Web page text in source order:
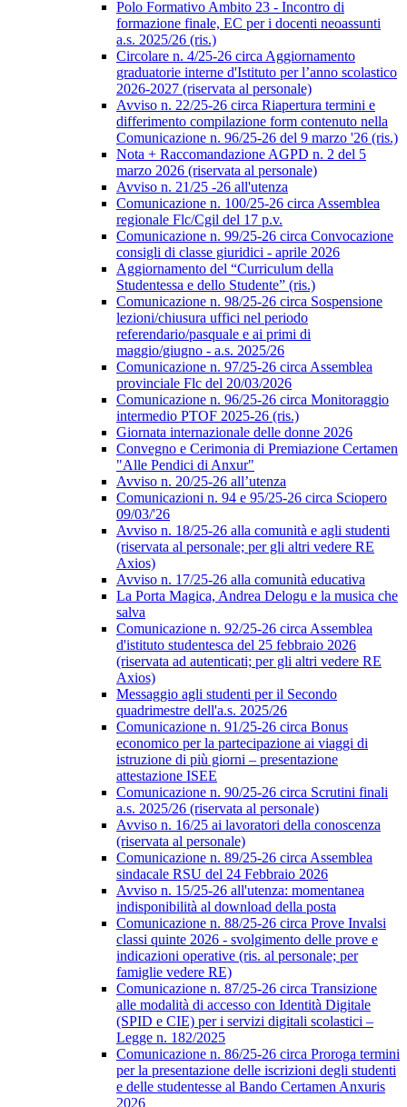
Polo Formativo Ambito 23 - Incontro di
formazione finale, EC per i docenti neoassunti
a.s. 2025/26 (ris.)
Circolare n. 4/25-26 circa Aggiornamento
graduatorie interne d'Istituto per l’anno scolastico
2026-2027 (riservata al personale)
Avviso n. 22/25-26 circa Riapertura termini e
differimento compilazione form contenuto nella
Comunicazione n. 96/25-26 del 9 marzo '26 (ris.)
Nota + Raccomandazione AGPD n. 2 del 5
marzo 2026 (riservata al personale)
Avviso n. 21/25 -26 all'utenza
Comunicazione n. 100/25-26 circa Assemblea
regionale Flc/Cgil del 17 p.v.
Comunicazione n. 99/25-26 circa Convocazione
consigli di classe giuridici - aprile 2026
Aggiornamento del “Curriculum della
Studentessa e dello Studente” (ris.)
Comunicazione n. 98/25-26 circa Sospensione
lezioni/chiusura uffici nel periodo
referendario/pasquale e ai primi di
maggio/giugno - a.s. 2025/26
Comunicazione n. 97/25-26 circa Assemblea
provinciale Flc del 20/03/2026
Comunicazione n. 96/25-26 circa Monitoraggio
intermedio PTOF 2025-26 (ris.)
Giornata internazionale delle donne 2026
Convegno e Cerimonia di Premiazione Certamen
"Alle Pendici di Anxur"
Avviso n. 20/25-26 all’utenza
Comunicazioni n. 94 e 95/25-26 circa Sciopero
09/03/'26
Avviso n. 18/25-26 alla comunità e agli studenti
(riservata al personale; per gli altri vedere RE
Axios)
Avviso n. 17/25-26 alla comunità educativa
La Porta Magica, Andrea Delogu e la musica che
salva
Comunicazione n. 92/25-26 circa Assemblea
d'istituto studentesca del 25 febbraio 2026
(riservata ad autenticati; per gli altri vedere RE
Axios)
Messaggio agli studenti per il Secondo
quadrimestre dell'a.s. 2025/26
Comunicazione n. 91/25-26 circa Bonus
economico per la partecipazione ai viaggi di
istruzione di più giorni – presentazione
attestazione ISEE
Comunicazione n. 90/25-26 circa Scrutini finali
a.s. 2025/26 (riservata al personale)
Avviso n. 16/25 ai lavoratori della conoscenza
(riservata al personale)
Comunicazione n. 89/25-26 circa Assemblea
sindacale RSU del 24 Febbraio 2026
Avviso n. 15/25-26 all'utenza: momentanea
indisponibilità al download della posta
Comunicazione n. 88/25-26 circa Prove Invalsi
classi quinte 2026 - svolgimento delle prove e
indicazioni operative (ris. al personale; per
famiglie vedere RE)
Comunicazione n. 87/25-26 circa Transizione
alle modalità di accesso con Identità Digitale
(SPID e CIE) per i servizi digitali scolastici –
Legge n. 182/2025
Comunicazione n. 86/25-26 circa Proroga termini
per la presentazione delle iscrizioni degli studenti
e delle studentesse al Bando Certamen Anxuris
2026